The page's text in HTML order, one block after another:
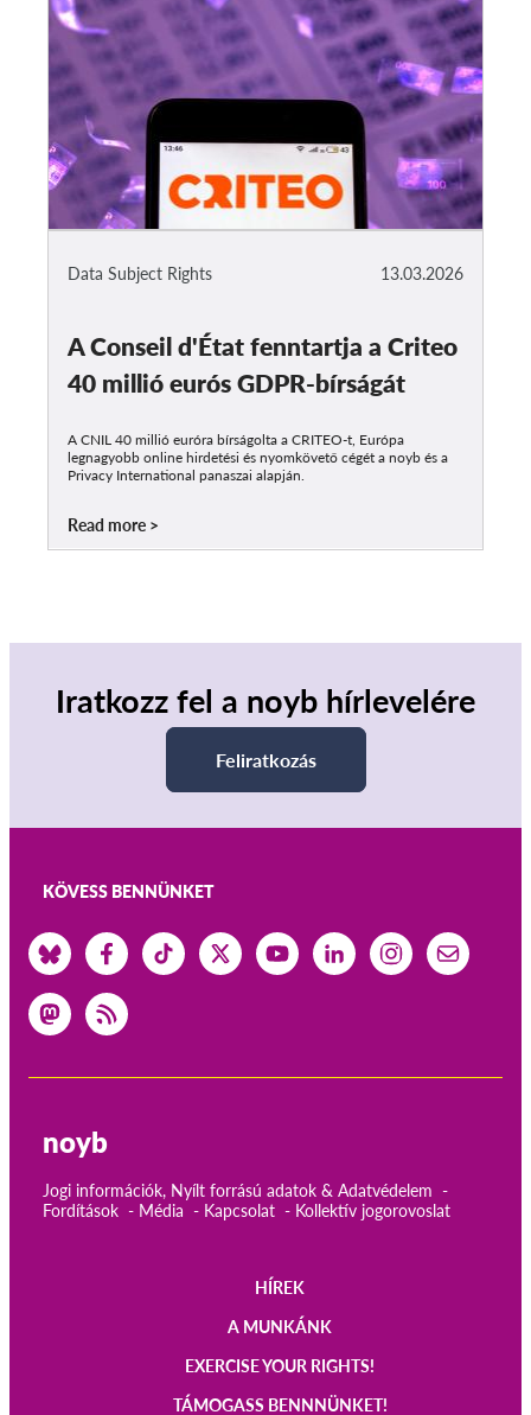
13.03.2026
Data Subject Rights
A Conseil d'État fenntartja a Criteo
40 millió eurós GDPR-bírságát
A CNIL 40 millió euróra bírságolta a CRITEO-t, Európa
legnagyobb online hirdetési és nyomkövető cégét a noyb és a
Privacy International panaszai alapján.
Read more
Iratkozz fel a noyb hírlevelére
Feliratkozás
KÖVESS BENNÜNKET
noyb
Jogi információk, Nyílt forrású adatok & Adatvédelem
Fordítások
Média Kapcsolat Kollektív jogorovoslat
HÍREK
A MUNKÁNK
EXERCISE YOUR RIGHTS!
TÁMOGASS BENNNÜNKET!